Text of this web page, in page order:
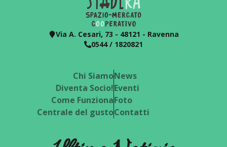
Via A. Cesari, 73 - 48121 - Ravenna
0544 / 1820821
Chi Siamo
Diventa Socio!
Come Funziona
Centrale del gusto
News
Eventi
Foto
Contatti